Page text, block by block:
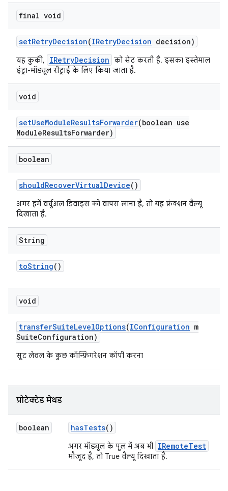
final void
setRetryDecision(IRetryDecision decision)
यह कुकी, IRetryDecision को सेट करती है. इसका इस्तेमाल
इंट्रा-मॉड्यूल रीट्राई के लिए किया जाता है.
void
setUseModuleResultsForwarder(boolean use
ModuleResultsForwarder)
boolean
shouldRecoverVirtualDevice()
अगर हमें वर्चुअल डिवाइस को वापस लाना है, तो यह फ़ंक्शन वैल्यू
दिखाता है.
String
toString()
void
transferSuiteLevelOptions(IConfiguration m
SuiteConfiguration)
सूट लेवल के कुछ कॉन्फ़िगरेशन कॉपी करना
प्रोटेक्टेड मेथड
boolean hasTests()
अगर मॉड्यूल के पूल में अब भी IRemoteTest
मौजूद है, तो True वैल्यू दिखाता है.